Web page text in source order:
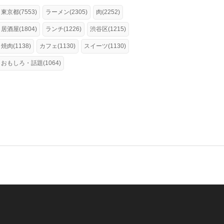
東京都(7553) ラーメン(2305) 肉(2252)
居酒屋(1804) ランチ(1226) 渋谷区(1215)
焼肉(1138) カフェ(1130) スイーツ(1130)
おもしろ・話題(1064)